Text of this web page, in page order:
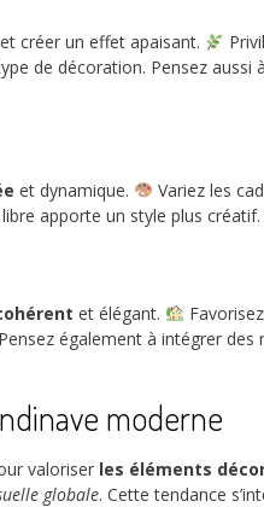
et créer un effet apaisant.
de décoration. Pensez
et dynamique. Variez les
apporte un style plus
et élégant.
également à intégrer
moderne
valoriser les éléments
globale. Cette tendance